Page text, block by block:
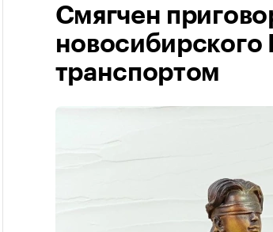
Смягчен
новосибирского
транспортом